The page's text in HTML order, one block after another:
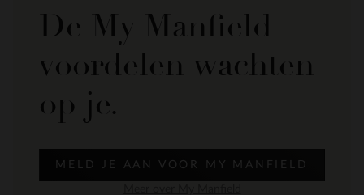
De My Manfield
voordelen wachten
op je.
MELD JE AAN VOOR MY MANFIELD